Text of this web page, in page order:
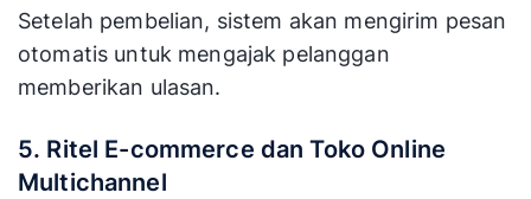
Setelah pembelian, sistem akan mengirim pesan
otomatis untuk mengajak pelanggan
memberikan ulasan.
5. Ritel E-commerce dan Toko Online
Multichannel